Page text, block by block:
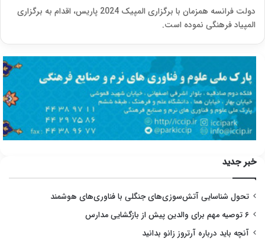
دولت فرانسه همزمان با برگزاری المپیک 2024 پاریس، اقدام به برگزاری
المپیاد فرهنگی نموده است.
خبر جدید
تحول شناسایی آتش‌سوزی‌های جنگلی با فناوری‌های هوشمند
۶ توصیه مهم برای والدین پیش از بازگشایی مدارس
آنچه باید درباره آرتروز زانو بدانید